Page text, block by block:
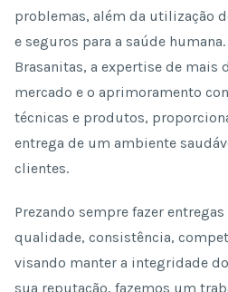
problemas, além da utilização
e seguros para a saúde
Brasanitas, a expertise de mais
mercado e o aprimoramento
técnicas e produtos,
entrega de um ambiente
clientes.
Prezando sempre fazer
qualidade, consistência,
visando manter a integridade
sua reputação, fazemos um